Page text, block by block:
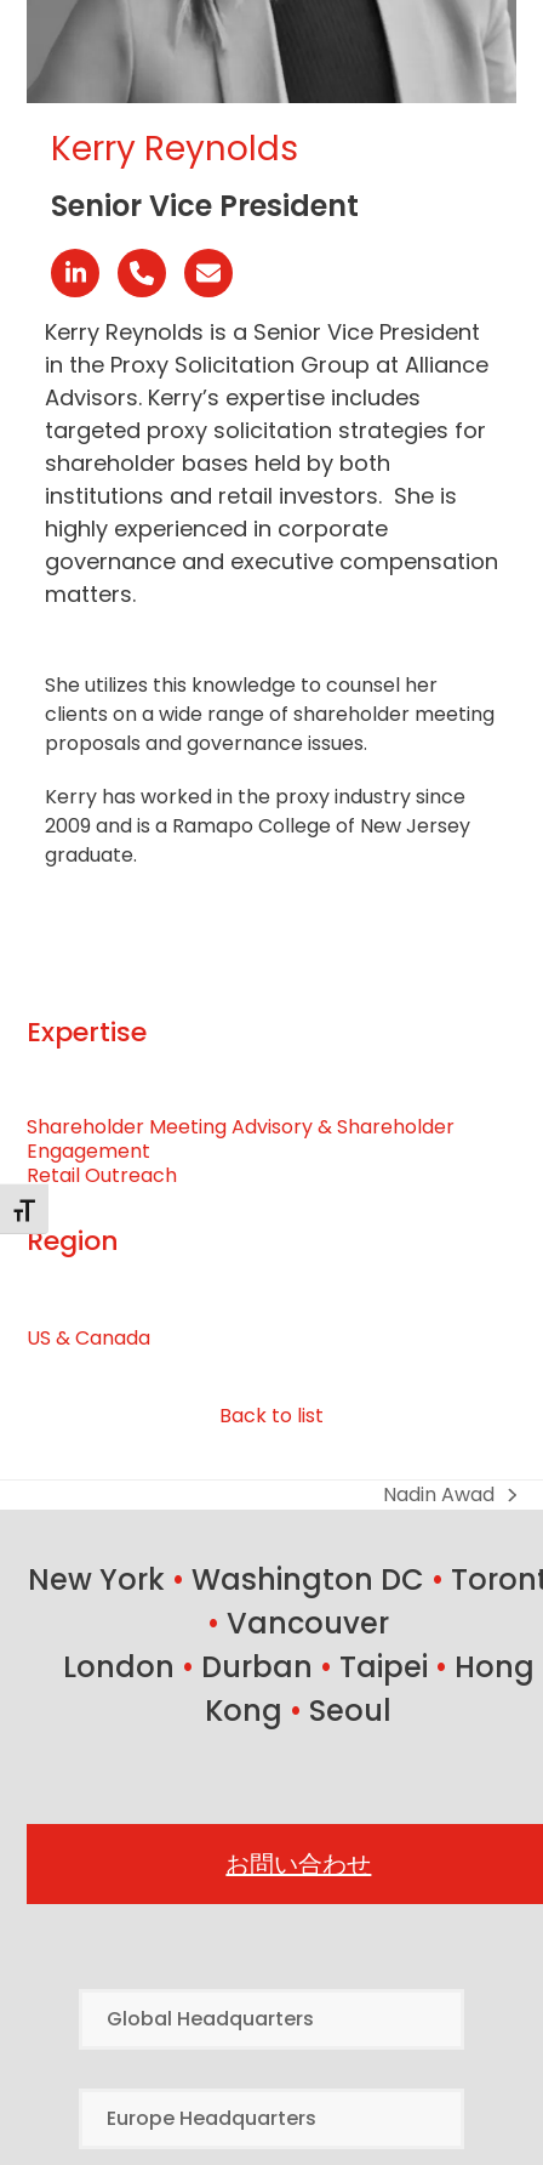
Toggle Font size
Kerry Reynolds
Senior Vice President
LinkedinPhone
Number
Email
Kerry Reynolds is a Senior Vice President
in the Proxy Solicitation Group at Alliance
Advisors. Kerry’s expertise includes
targeted proxy solicitation strategies for
shareholder bases held by both
institutions and retail investors. She is
highly experienced in corporate
governance and executive compensation
matters.
She utilizes this knowledge to counsel her
clients on a wide range of shareholder meeting
proposals and governance issues.
Kerry has worked in the proxy industry since
2009 and is a Ramapo College of New Jersey
graduate.
Expertise
Shareholder Meeting Advisory & Shareholder
Engagement
Retail Outreach
Region
US & Canada
Back to list
next
Nadin Awad
New York • Washington DC •
• Vancouver
London • Durban • Taipei • Hong
Kong • Seoul
お問い合わせ
Global Headquarters
Europe Headquarters